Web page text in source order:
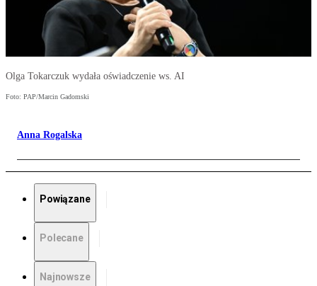
Olga Tokarczuk wydała oświadczenie ws. AI
Foto: PAP/Marcin Gadomski
Anna Rogalska
Powiązane
Polecane
Najnowsze